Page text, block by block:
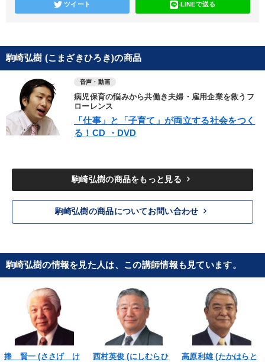
ツイート LINEで送る
駒崎弘樹 (こまざきひろき)の商品
音声・動画
病児保育の悩みから共働き夫婦・雇用企業を救うフ
ローレンス
「仕事」と「子育て」が両立する社会をつく
る！CD ・DVD
駒崎弘樹の商品をもっと見る keyboard_arrow_right
駒崎弘樹の商品についてお問い合わせ keyboard_arrow_right
駒崎弘樹の情報を見た人は、この講師情報も見ています。
捧 賢一 (ささげ け
西村英俊 (にしむらひ
高原利雄 (たかはらと